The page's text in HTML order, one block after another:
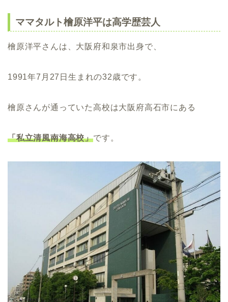
ママタルト檜原洋平は高学歴芸人
檜原洋平さんは、大阪府和泉市出身で、
1991年7月27日生まれの32歳です。
檜原さんが通っていた高校は大阪府高石市にある
「私立清風南海高校」です。